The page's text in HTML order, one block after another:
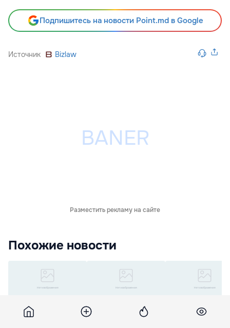
Подпишитесь на новости Point.md в Google
Источник Bizlaw
Разместить рекламу на сайте
Похожие новости
BNM va înăspri
sancțiunile pentru
Ucraina înăspreşte
controalele pentru ruşii
Pericolul văzut cu